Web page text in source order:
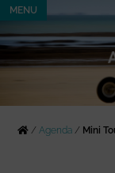
MENU
/Agenda / Mini